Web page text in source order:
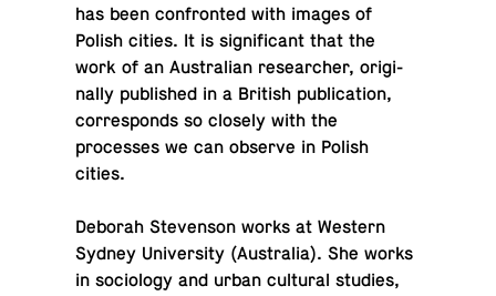
has been con­fronted with images of
Polish cities. It is sig­nif­i­cant that the
work of an Aus­tralian re­searcher, orig­i­
nally pub­lished in a British pub­li­ca­tion,
cor­re­sponds so closely with the
processes we can observe in Polish
cities.
Deborah Steven­son works at Western
Sydney Uni­ver­sity (Aus­tralia). She works
in so­ci­ol­ogy and urban cul­tural studies,